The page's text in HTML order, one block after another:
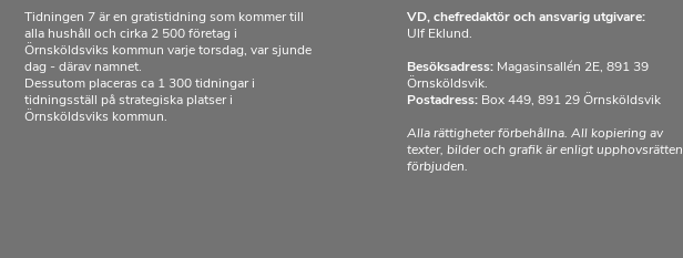
Tidningen 7 är en gratistidning som kommer till
alla hushåll och cirka 2 500 företag i
Örnsköldsviks kommun varje torsdag, var sjunde
dag - därav namnet.
Dessutom placeras ca 1 300 tidningar i
tidningsställ på strategiska platser i
Örnsköldsviks kommun.
VD, chefredaktör och ansvarig utgivare:
Ulf Eklund.
Besöksadress: Magasinsallén 2E, 891 39
Örnsköldsvik.
Postadress: Box 449, 891 29 Örnsköldsvik
Alla rättigheter förbehållna. All kopiering av
texter, bilder och grafik är enligt upphovsrätten
förbjuden.